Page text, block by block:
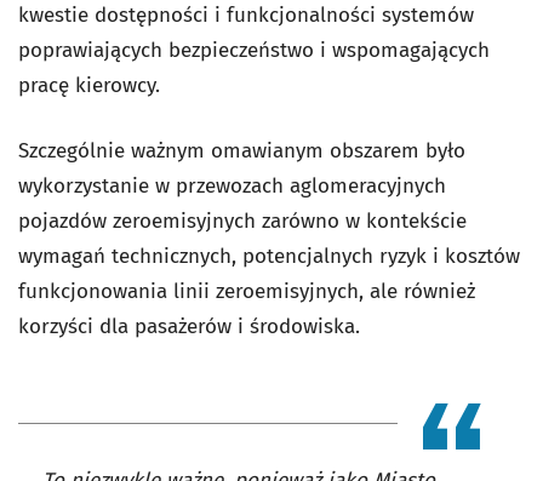
kwestie dostępności i funkcjonalności systemów
poprawiających bezpieczeństwo i wspomagających
pracę kierowcy.
Szczególnie ważnym omawianym obszarem było
wykorzystanie w przewozach aglomeracyjnych
pojazdów zeroemisyjnych zarówno w kontekście
wymagań technicznych, potencjalnych ryzyk i kosztów
funkcjonowania linii zeroemisyjnych, ale również
korzyści dla pasażerów i środowiska.